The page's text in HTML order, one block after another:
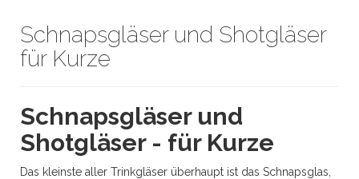
Schnapsgläser und Shotgläser
für Kurze
Schnapsgläser und
Shotgläser - für Kurze
Das kleinste aller Trinkgläser überhaupt ist das Schnapsglas,